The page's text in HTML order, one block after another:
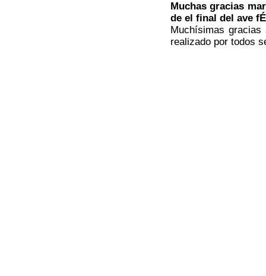
Muchas gracias
de el final del ave
Muchísimas
realizado por todos